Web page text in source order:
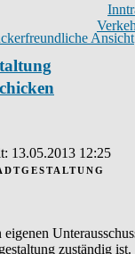
13.05.2013 12:25
zuständig